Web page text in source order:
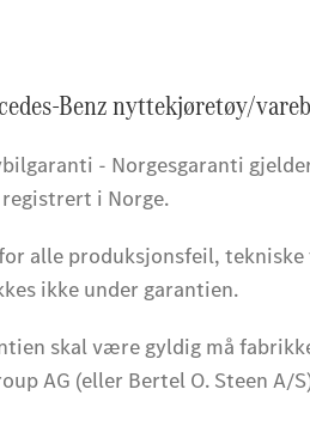
Benz nyttekjøretøy/
- Norgesgaranti
i Norge.
alle produksjonsfeil,
ikke under garantien.
skal være gyldig må
AG (eller Bertel O. Steen